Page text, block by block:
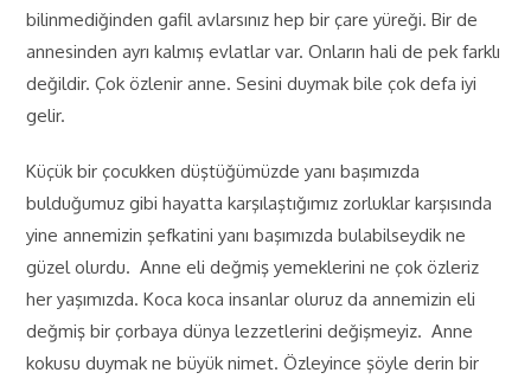
bilinmediğinden gafil avlarsınız hep bir çare yüreği. Bir de
annesinden ayrı kalmış evlatlar var. Onların hali de pek farklı
değildir. Çok özlenir anne. Sesini duymak bile çok defa iyi
gelir.
Küçük bir çocukken düştüğümüzde yanı başımızda
bulduğumuz gibi hayatta karşılaştığımız zorluklar karşısında
yine annemizin şefkatini yanı başımızda bulabilseydik ne
güzel olurdu. Anne eli değmiş yemeklerini ne çok özleriz
her yaşımızda. Koca koca insanlar oluruz da annemizin eli
değmiş bir çorbaya dünya lezzetlerini değişmeyiz. Anne
kokusu duymak ne büyük nimet. Özleyince şöyle derin bir